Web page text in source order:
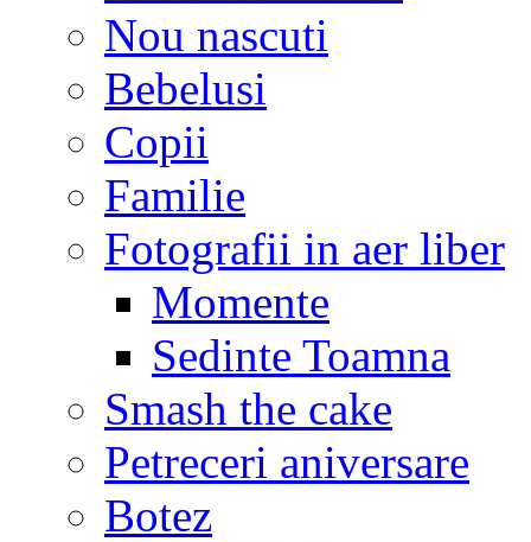
Nou nascuti
Bebelusi
Copii
Familie
Fotografii in aer liber
Momente
Sedinte Toamna
Smash the cake
Petreceri aniversare
Botez